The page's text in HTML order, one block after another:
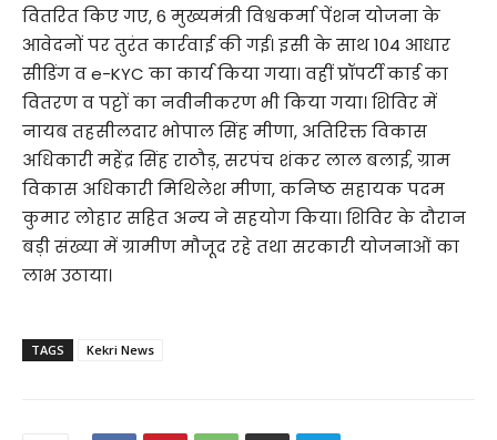
वितरित किए गए, 6 मुख्यमंत्री विश्वकर्मा पेंशन योजना के
आवेदनों पर तुरंत कार्रवाई की गई। इसी के साथ 104 आधार
सीडिंग व e-KYC का कार्य किया गया। वहीं प्रॉपर्टी कार्ड का
वितरण व पट्टों का नवीनीकरण भी किया गया। शिविर में
नायब तहसीलदार भोपाल सिंह मीणा, अतिरिक्त विकास
अधिकारी महेंद्र सिंह राठौड़, सरपंच शंकर लाल बलाई, ग्राम
विकास अधिकारी मिथिलेश मीणा, कनिष्ठ सहायक पदम
कुमार लोहार सहित अन्य ने सहयोग किया। शिविर के दौरान
बड़ी संख्या में ग्रामीण मौजूद रहे तथा सरकारी योजनाओं का
लाभ उठाया।
TAGS Kekri News